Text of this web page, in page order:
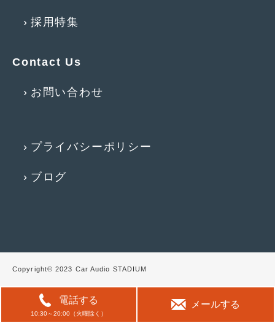
電話する
10:30～20:00（火曜除く）
メールする
採用特集
Contact Us
お問い合わせ
プライバシーポリシー
ブログ
Copyright© 2023 Car Audio STADIUM